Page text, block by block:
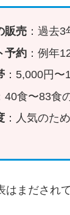
販売：過去3
予約：例年
：5,000円〜
40食〜83食
：人気のた
まだされ